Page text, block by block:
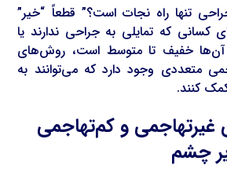
تنها راه نجات است؟” قطعاً “خیر”
کسانی که تمایلی به جراحی ندارند یا
خفیف تا متوسط است، روش‌های
متعددی وجود دارد که می‌توانند به
کنند.
و کم‌تهاجمی
چشم